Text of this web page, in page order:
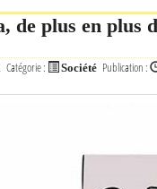
de plus en plus
Catégorie : Société Publication :